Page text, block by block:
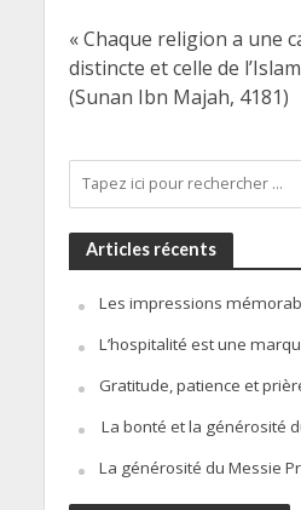
« Chaque religion a une
distincte et celle de
(Sunan Ibn Majah, 4181)
Articles récents
Les impressions
L’hospitalité est une
Gratitude, patience et
La bonté et la générosité
La générosité du Messie